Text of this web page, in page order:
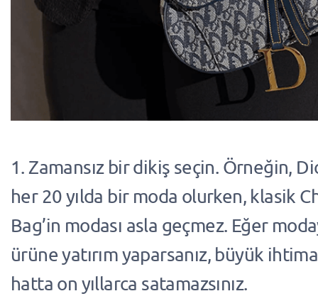
1. Zamansız bir dikiş seçin. Örneğin,
her 20 yılda bir moda olurken, klasik
Bag’in modası asla geçmez. Eğer
ürüne yatırım yaparsanız, büyük
hatta on yıllarca satamazsınız.